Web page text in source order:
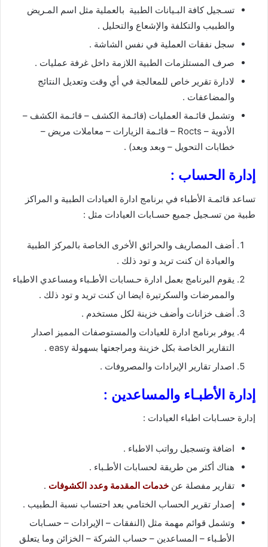
تسـجيل كافة البـيانات الطبية بالعملية مثل اسم المـريض
والطبيب والتكلفة والإشعاع والتحليل .
سجل نفقات العملية في نفس الشاشة .
صرف المستلزمات الطبية اللازمة داخل غرفة عمليات .
لادارة تقرير خاص للمعالجة في أي وقت وتعديل النتائج
والمضاعفات .
وتشمل قائـمة العمليات (قائـمة الكشف – قائـمة الكشف –
الأدوية – Rocts – قائـمة الزيارات – معاملات مريض –
خطابات التحويل – وبعد وبعد) .
إدارة الحساب :
تساعد قائمـة الأطباء في برنامج ادارة العيادات الطبية و المراكز
طبية من تسـجيل جميع حسـابات العيادات مثل :
أضف المصاريف والحرائق الأخرى الخاصة بالمركز الطبية
والعيادة ان كنت تريد و تود ذلك .
يقوم البرنامج بعمل ادارة حـسابات الأطـباء ومساعدي الاطباء
والممرضات والسكرتيرة ايضا ان كنت تريد و تود ذلك .
أضف خزانات وأضف خزينة لكل مستخدم .
يوفر برنامج ادارة للعيادات والمستوصفات المميز اصدار
التقارير الخاصة بكل خزينة ومراجعتها بسهولة easy .
اصدار تقارير الإيرادات والمصروفات .
إدارة الأطبـاء والمساعدين :
إدارة حسـابات اطباء العيادات :
اضافة وتسجيل رواتب الاطباء .
هناك أكثر من طريقة لحسابات الأطـباء .
تقارير مفصلة عن خدمات المقدمة وعدد الكشوفات .
إصدار تقرير الحساب الختامي بعد احتساب نسبة الـطبيب .
وتشمل قوائم مهمة مثل (النفقات – الإيرادات – حسـابات
الأطـباء – المساعدين – حساب الشركة – الخزائن وما يتعلق